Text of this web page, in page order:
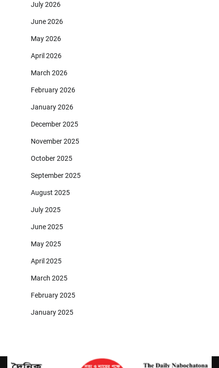
July 2026
June 2026
May 2026
April 2026
March 2026
February 2026
January 2026
December 2025
November 2025
October 2025
September 2025
August 2025
July 2025
June 2025
May 2025
April 2025
March 2025
February 2025
January 2025